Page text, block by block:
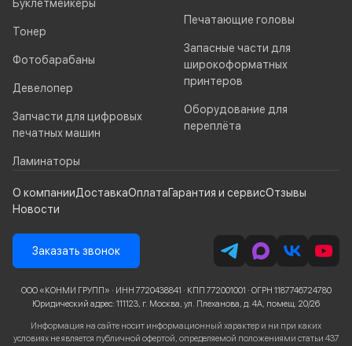
Буклетмейкеры
Тонер
Фотобарабаны
Девелопер
Запчасти для цифровых
печатных машин
Ламинаторы
Печатающие головы
Запасные части для
широкоформатных
принтеров
Оборудование для
переплёта
О компанииДоставкаОплатаГарантия и сервисОтзывы
Новости
Заказать звонок
ООО «КОНМИ ГРУПП» · ИНН 7720438841 · КПП 772001001 · ОГРН 1187746724780
Юридический адрес: 111123, г. Москва, ул. Плеханова, д. 4А, помещ. 20/26
Информация на сайте носит информационный характер и ни при каких
условиях не является публичной офертой, определяемой положениями статьи 437